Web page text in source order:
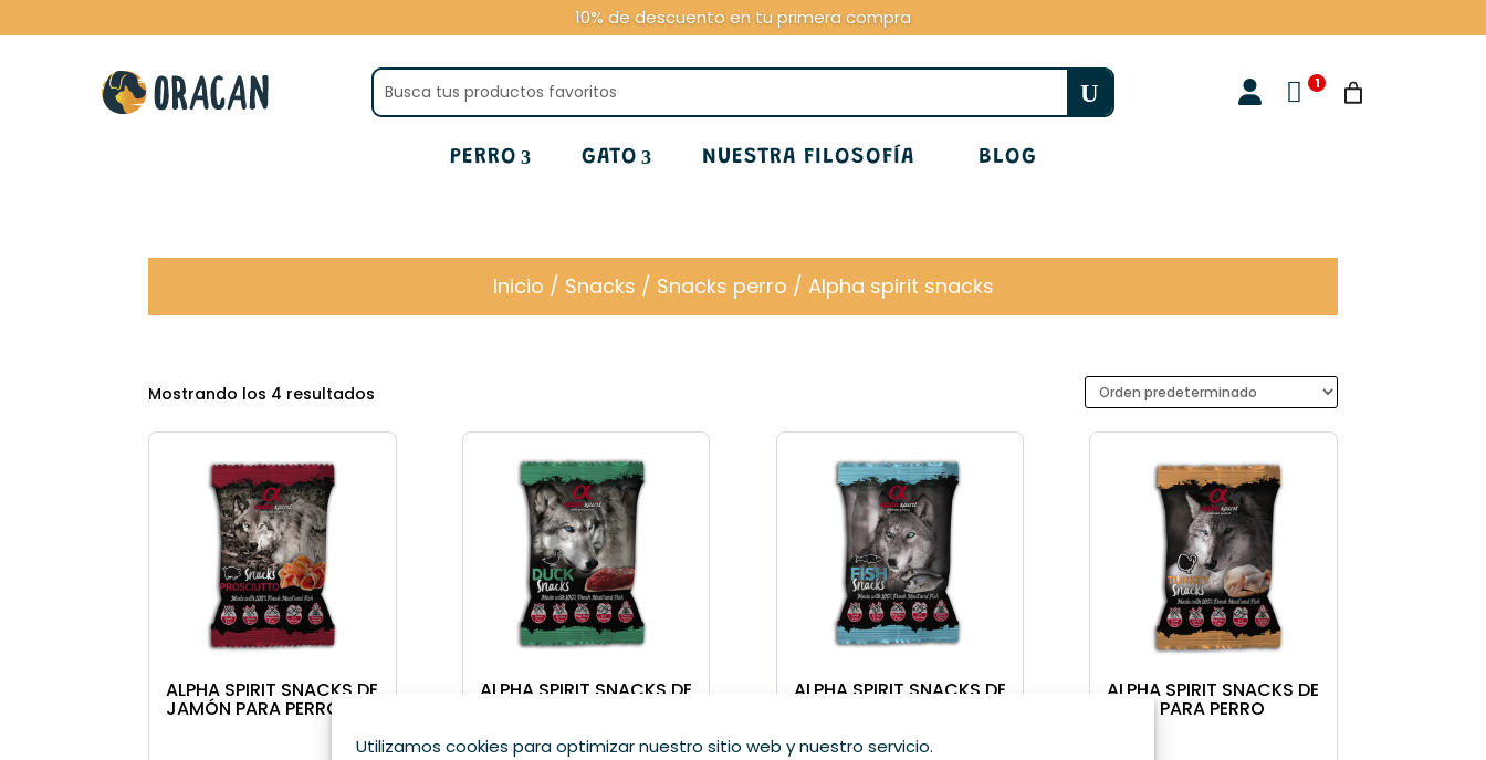
Utilizamos cookies para optimizar nuestro sitio web y nuestro servicio.
10% de descuento en tu primera compra

PERRO GATO NUESTRA FILOSOFÍA BLOG
Inicio / Snacks / Snacks perro / Alpha spirit snacks
Mostrando los 4 resultados
ALPHA SPIRIT SNACKS DE
JAMÓN PARA PERRO
ALPHA SPIRIT SNACKS DE ALPHA SPIRIT SNACKS DE ALPHA SPIRIT SNACKS DE
PAVO PARA PERRO